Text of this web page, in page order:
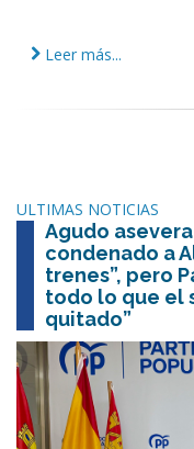
Leer más...
ULTIMAS NOTICIAS
Agudo asevera
condenado a
trenes”, pero
todo lo que el
quitado”